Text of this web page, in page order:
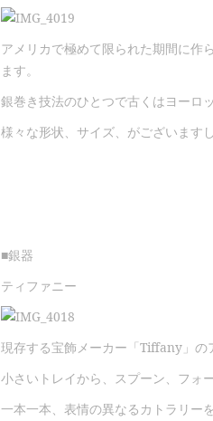
アメリカで極めて限られた期間に作
ます。
銀巻き技法のひとつで古くはヨーロ
様々な形状、サイズ、がございます
■銀器
ティファニー
現存する宝飾メーカー「Tiffany」の
小さいトレイから、スプーン、フォ
一本一本、表情の異なるカトラリー